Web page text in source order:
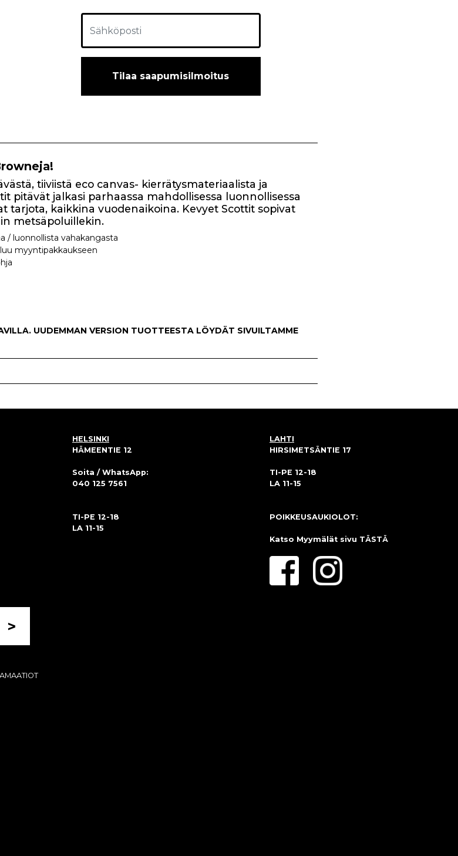
Tilaa saapumisilmoitus
tiiviistä eco canvas- kierrätysmateriaalista ja
pitävät jalkasi parhaassa mahdollisessa luonnollisessa
tarjota, kaikkina vuodenaikoina. Kevyet Scottit sopivat
metsäpoluillekin.
/ luonnollista vahakangasta
myyntipakkaukseen
UUDEMMAN VERSION TUOTTEESTA LÖYDÄT SIVUILTAMME
>
HELSINKI
HÄMEENTIE 12
Soita / WhatsApp:
040 125 7561
TI-PE 12-18
LA 11-15
LAHTI
HIRSIMETSÄNTIE 17
TI-PE 12-18
LA 11-15
POIKKEUSAUKIOLOT:
Katso Myymälät sivu TÄSTÄ